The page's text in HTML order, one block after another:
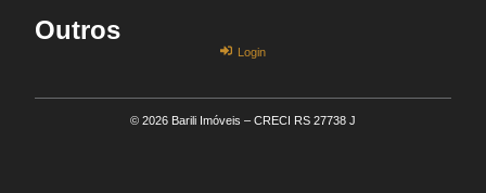
Outros
Login
© 2026 Barili Imóveis – CRECI RS 27738 J